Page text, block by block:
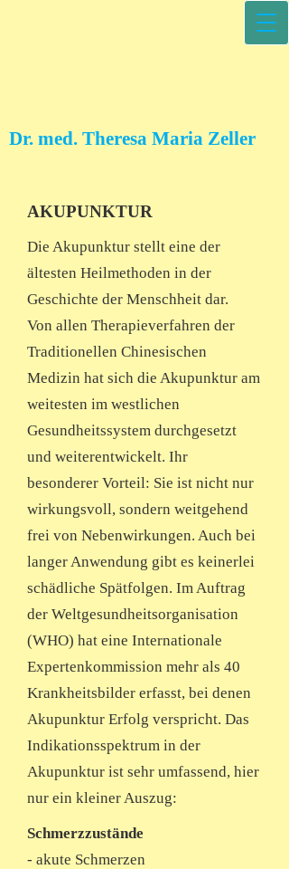
Dr. med. Theresa Maria Zeller
AKUPUNKTUR
Die Akupunktur stellt eine der
ältesten Heilmethoden in der
Geschichte der Menschheit dar.
Von allen Therapieverfahren der
Traditionellen Chinesischen
Medizin hat sich die Akupunktur am
weitesten im westlichen
Gesundheitssystem durchgesetzt
und weiterentwickelt. Ihr
besonderer Vorteil: Sie ist nicht nur
wirkungsvoll, sondern weitgehend
frei von Nebenwirkungen. Auch bei
langer Anwendung gibt es keinerlei
schädliche Spätfolgen. Im Auftrag
der Weltgesundheitsorganisation
(WHO) hat eine Internationale
Expertenkommission mehr als 40
Krankheitsbilder erfasst, bei denen
Akupunktur Erfolg verspricht. Das
Indikationsspektrum in der
Akupunktur ist sehr umfassend, hier
nur ein kleiner Auszug:
Schmerzzustände
- akute Schmerzen